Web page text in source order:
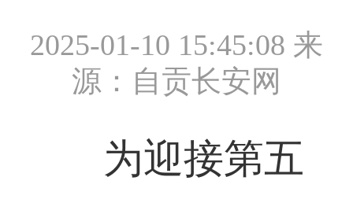
2025-01-10 15:45:08 来
源：自贡长安网
为迎接第五